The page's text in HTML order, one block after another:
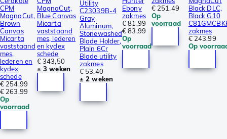
CPM
MagnaCut,
Brown
Canvas
Micarta
vaststaand
mes,
lederen en
kydex
schede
€ 254,99
€ 263,99
Op
voorraad
MagnaCut,
Blue Canvas
Micarta
vaststaand
mes, lederen
en kydex
schede
€ 343,50
± 3 weken
Utility
C23039B-4
Gray
Aluminum,
Stonewashed
Blade Holder,
Plain 6Cr
Blade utility
zakmes
€ 53,40
± 2 weken
Ebony
zakmes
€ 81,99
€ 83,99
Op
voorraad
€ 251,49
Op
voorraad
Black DLC,
Black G10
zakmes
€ 243,99
Op